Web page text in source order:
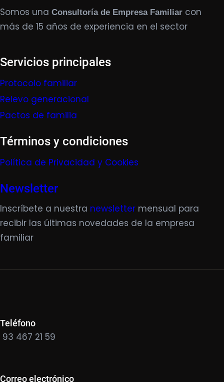
Somos una Consultoría de Empresa Familiar con
más de 15 años de experiencia en el sector
Servicios principales
Protocolo familiar
Relevo generacional
Pactos de familia
Términos y condiciones
Política de Privacidad y Cookies
Newsletter
Inscríbete a nuestra newsletter mensual para
recibir las últimas novedades de la empresa
familiar
Teléfono
93 467 21 59
Correo electrónico